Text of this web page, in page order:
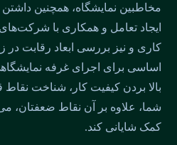
مخاطبین نمایشگاه، همچنین
ایجاد تعامل و همکاری با شرکت‌های
کاری و نیز بررسی ابعاد رقابت در
اساسی برای اجرای غرفه
بالا بردن کیفیت کار، شناخت
شما، علاوه بر آن نقاط ضعفتان،
کمک شایانی کند.